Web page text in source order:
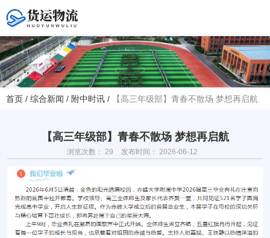
您好！欢迎访问赤峰大学附属中学官方网站！
韩主任(教务处)15047575012
赤峰市红山区大新地路29号
(新校区)
首页 / 综合新闻 / 附中时讯 / 【高三年级部】青春不散场 梦想再启航
【高三年级部】青春不散场 梦想再启航
浏览次数： 29 发布时间： 2026-06-12